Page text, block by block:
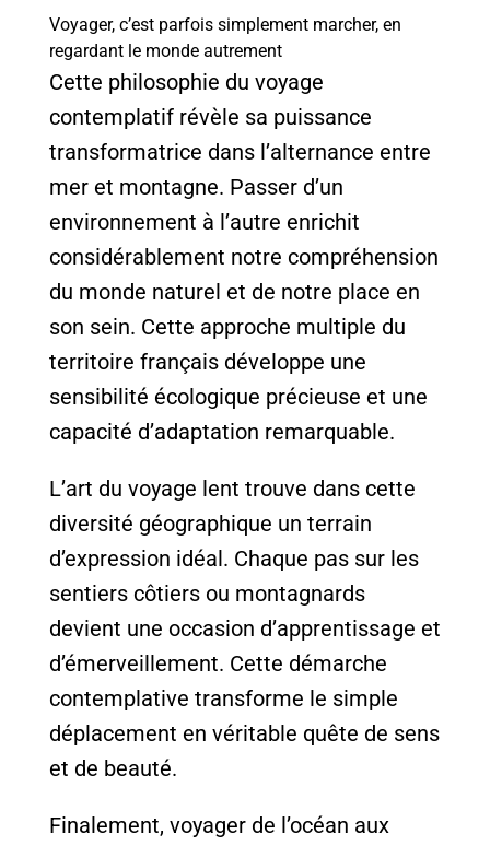
Voyager, c’est parfois simplement marcher, en
regardant le monde autrement
Cette philosophie du voyage
contemplatif révèle sa puissance
transformatrice dans l’alternance entre
mer et montagne. Passer d’un
environnement à l’autre enrichit
considérablement notre compréhension
du monde naturel et de notre place en
son sein. Cette approche multiple du
territoire français développe une
sensibilité écologique précieuse et une
capacité d’adaptation remarquable.
L’art du voyage lent trouve dans cette
diversité géographique un terrain
d’expression idéal. Chaque pas sur les
sentiers côtiers ou montagnards
devient une occasion d’apprentissage et
d’émerveillement. Cette démarche
contemplative transforme le simple
déplacement en véritable quête de sens
et de beauté.
Finalement, voyager de l’océan aux